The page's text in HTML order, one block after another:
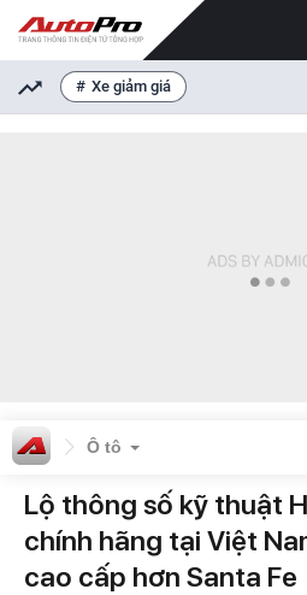
Xe giảm giá
Ô tô
Lộ thông số kỹ thuật
chính hãng tại Việt
cao cấp hơn Santa Fe